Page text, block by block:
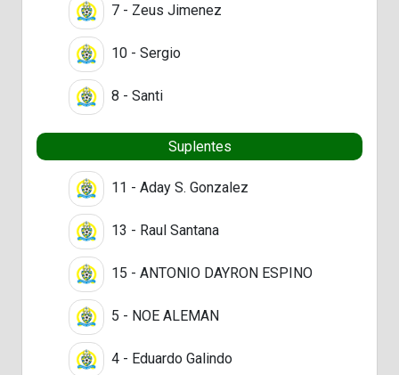
7 - Zeus Jimenez
10 - Sergio
8 - Santi
Suplentes
11 - Aday S. Gonzalez
13 - Raul Santana
15 - ANTONIO DAYRON ESPINO
5 - NOE ALEMAN
4 - Eduardo Galindo